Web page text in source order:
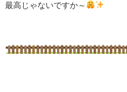
最高じゃないですか～